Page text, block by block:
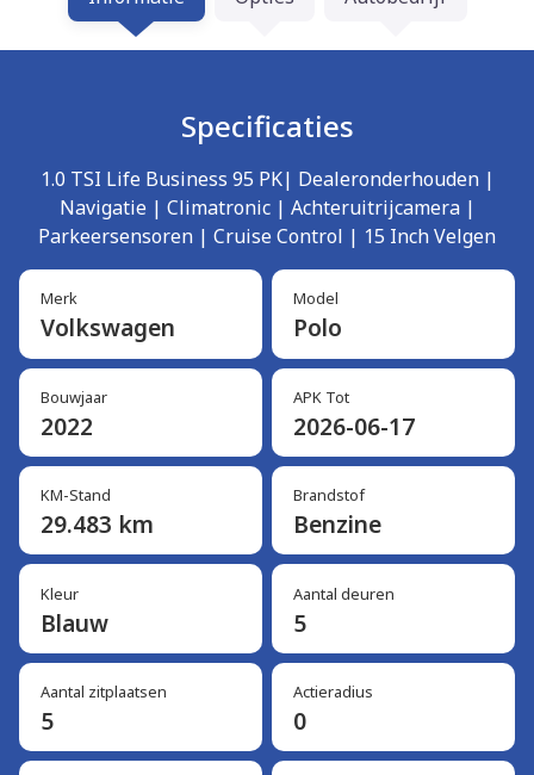
Specificaties
1.0 TSI Life Business 95 PK| Dealeronderhouden |
Navigatie | Climatronic | Achteruitrijcamera |
Parkeersensoren | Cruise Control | 15 Inch Velgen
Merk
Volkswagen
Model
Polo
Bouwjaar
2022
APK Tot
2026-06-17
KM-Stand
29.483 km
Brandstof
Benzine
Kleur
Blauw
Aantal deuren
5
Aantal zitplaatsen
5
Actieradius
0